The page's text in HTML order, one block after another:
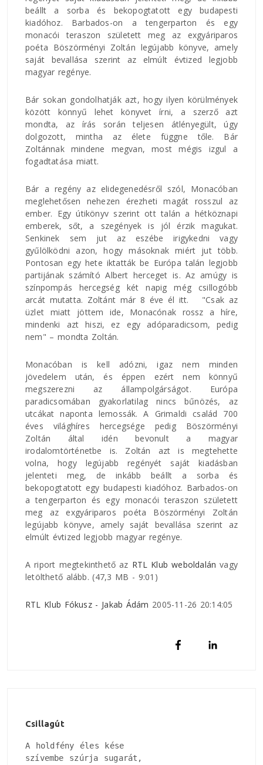
beállt a sorba és bekopogtatott egy budapesti
kiadóhoz. Barbados-on a tengerparton és egy
monacói teraszon született meg az exgyáriparos
poéta Böszörményi Zoltán legújabb könyve, amely
saját bevallása szerint az elmúlt évtized legjobb
magyar regénye.
Bár sokan gondolhatják azt, hogy ilyen körülmények
között könnyű lehet könyvet írni, a szerző azt
mondta, az írás során teljesen átlényegült, úgy
dolgozott, mintha az élete függne tőle. Bár
Zoltánnak mindene megvan, most mégis izgul a
fogadtatása miatt.
Bár a regény az elidegenedésről szól, Monacóban
meglehetősen nehezen érezheti magát rosszul az
ember. Egy útikönyv szerint ott talán a hétköznapi
emberek, sőt, a szegények is jól érzik magukat.
Senkinek sem jut az eszébe irigykedni vagy
gyűlölködni azon, hogy másoknak miért jut több.
Pontosan egy hete iktatták be Európa talán legjobb
partijának számító Albert herceget is. Az amúgy is
színpompás hercegség két napig még csillogóbb
arcát mutatta. Zoltánt már 8 éve él itt. "Csak az
üzlet miatt jöttem ide, Monacónak rossz a híre,
mindenki azt hiszi, ez egy adóparadicsom, pedig
nem" – mondta Zoltán.
Monacóban is kell adózni, igaz nem minden
jövedelem után, és éppen ezért nem könnyű
megszerezni az állampolgárságot. Európa
paradicsomában gyakorlatilag nincs bűnözés, az
utcákat naponta lemossák. A Grimaldi család 700
éves világhíres hercegsége pedig Böszörményi
Zoltán által idén bevonult a magyar
irodalomtörténetbe is. Zoltán azt is megtehette
volna, hogy legújabb regényét saját kiadásban
jelenteti meg, de inkább beállt a sorba és
bekopogtatott egy budapesti kiadóhoz. Barbados-on
a tengerparton és egy monacói teraszon született
meg az exgyáriparos poéta Böszörményi Zoltán
legújabb könyve, amely saját bevallása szerint az
elmúlt évtized legjobb magyar regénye.
A riport megtekinthető az RTL Klub weboldalán vagy
letölthető alább. (47,3 MB - 9:01)
RTL Klub Fókusz - Jakab Ádám 2005-11-26 20:14:05
Csillagút
A holdfény éles kése
szívembe szúrja sugarát,